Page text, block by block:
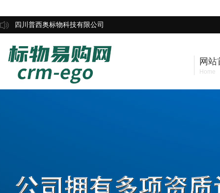
四川普西奥标物科技有限公司
网站
Home